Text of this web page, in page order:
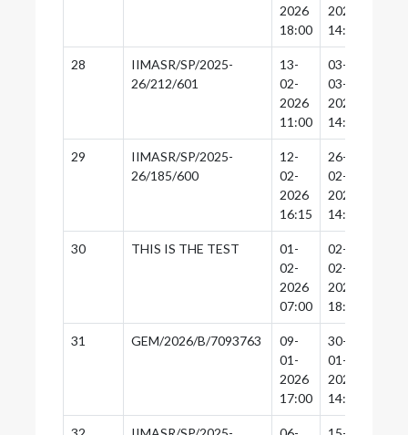
2026
18:00
2026
14:30
28
IIMASR/SP/2025-
26/212/601
13-
02-
2026
11:00
03-
03-
2026
14:30
29
IIMASR/SP/2025-
26/185/600
12-
02-
2026
16:15
26-
02-
2026
14:30
30 THIS IS THE TEST
01-
02-
2026
07:00
02-
02-
2026
18:00
31 GEM/2026/B/7093763
09-
01-
2026
17:00
30-
01-
2026
14:30